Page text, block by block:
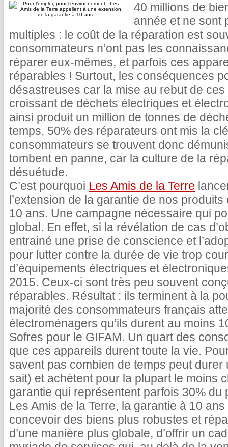
40 millions de
année et ne sont
multiples : le coût de la réparation est
consommateurs n’ont pas les
réparer eux-mêmes, et parfois ces
réparables ! Surtout, les conséquences
désastreuses car la mise au rebut de
croissant de déchets électriques et
ainsi produit un million de tonnes de
temps, 50% des réparateurs ont mis la
consommateurs se trouvent donc
tombent en panne, car la culture de la
désuétude.
C’est pourquoi Les Amis de la Terre
l’extension de la garantie de nos
10 ans. Une campagne nécessaire qui
global. En effet, si la révélation de cas
entrainé une prise de conscience et
pour lutter contre la durée de vie trop
d’équipements électriques et
2015. Ceux-ci sont très peu souvent
réparables. Résultat : ils terminent à la
majorité des consommateurs français
électroménagers qu’ils durent au moins
Sofres pour le GIFAM. Un quart des
que ces appareils durent toute la vie.
savent pas combien de temps peut
sait) et achètent pour la plupart le moins
garantie qui représentent parfois 30% du
Les Amis de la Terre, la garantie à 10
concevoir des biens plus robustes et
d’une manière plus globale, d’offrir un